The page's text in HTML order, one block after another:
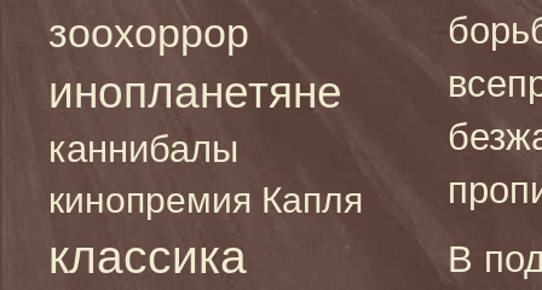
зоохоррор
инопланетяне
каннибалы
кинопремия Капля
классика
В